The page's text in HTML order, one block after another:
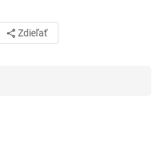
Zdieľať